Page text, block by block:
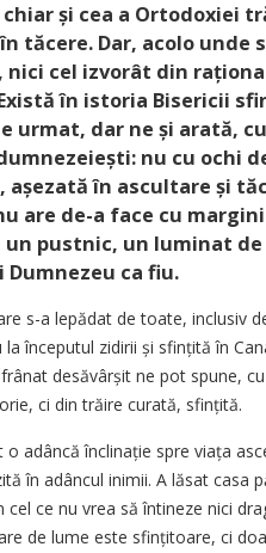
chiar și cea a Ortodoxiei
tăcere. Dar, acolo unde
cel izvorât din
în istoria Bisericii
urmat, dar ne și arată,
nu cu ochi
așezată în ascul­tare și
are de-a face cu
un pustnic, un luminat
ca fiu.
s-a lepădat de toate, inclusiv
începutul zidirii și sfințită în
desăvârșit ne pot spune,
ci din trăire curată, sfințită.
o adâncă înclinație spre viața
în adâncul inimii. A lăsat casa
ce nu vrea să întineze nici
de lume este sfințitoare, ci